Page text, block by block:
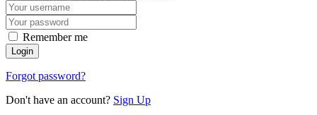
Remember me
Forgot password?
Don't have an account? Sign Up